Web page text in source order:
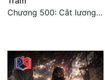
Chương 500: Cắt lương thực là có thể thu hồi Macao (1)